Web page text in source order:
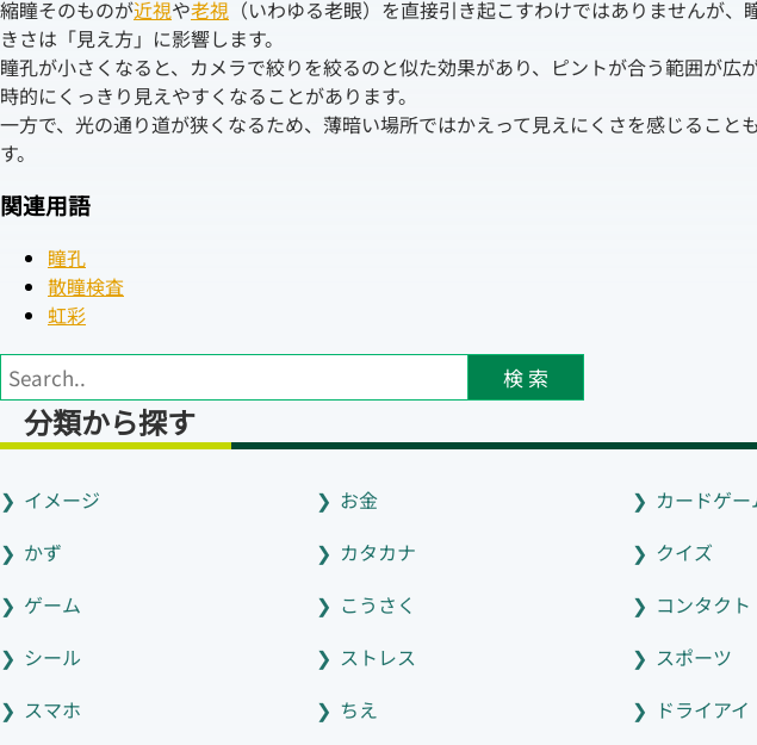
縮瞳そのものが近視や老視 （いわゆる老眼）を直接引き起こすわけではありませんが、
きさは「見え方」に影響します。
瞳孔が小さくなると、カメラで絞りを絞るのと似た効果があり、ピントが合う範囲が広
時的にくっきり見えやすくなることがあります。
一方で、光の通り道が狭くなるため、薄暗い場所ではかえって見えにくさを感じること
す。
関連用語
瞳孔
散瞳検査
虹彩
検 索
分類から探す
イメージ お金
カードゲー
かず
カタカナ
クイズ
ゲーム
こうさく
コンタクト
シール
ストレス
スポーツ
スマホ
ちえ
ドライアイ